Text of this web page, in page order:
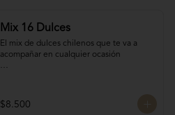
Mix 16 Dulces
El mix de dulces chilenos que te va a
acompañar en cualquier ocasión
4 mini chilenitos
4 Bocados Taratchi: Mantequilla de maní
$8.500